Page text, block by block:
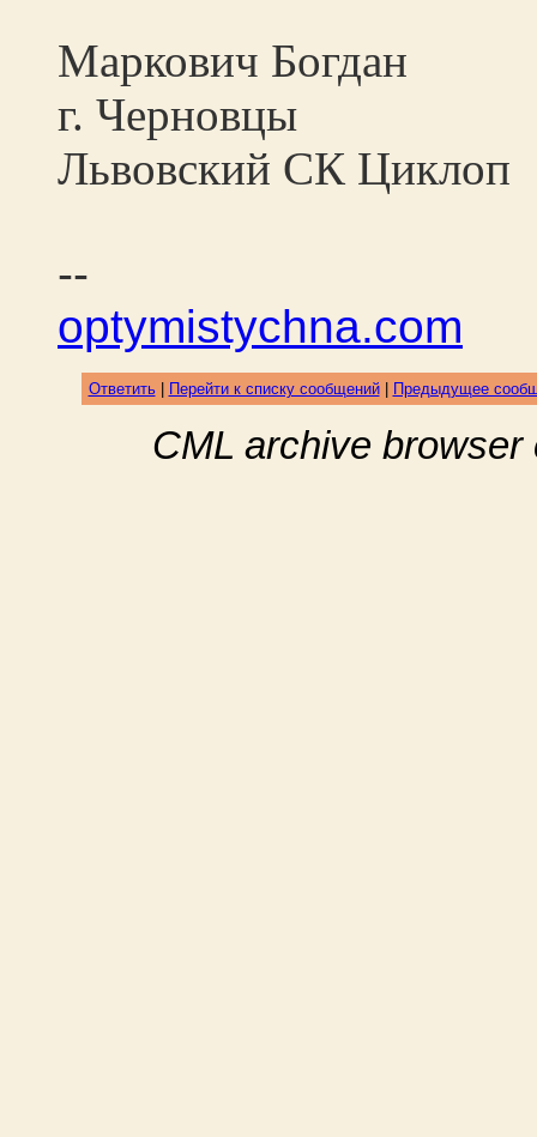
Маркович Богдан
г. Черновцы
Львовский СК Циклоп
--
optymistychna.com
Ответить| Перейти к списку сообщений| Предыдущее
CML archive